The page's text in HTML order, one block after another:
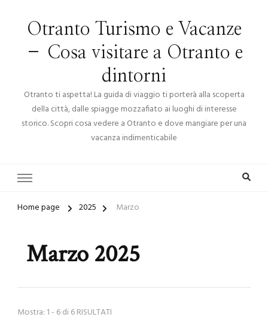
Otranto Turismo e Vacanze
– Cosa visitare a Otranto e
dintorni
Otranto ti aspetta! La guida di viaggio ti porterà alla scoperta
della città, dalle spiagge mozzafiato ai luoghi di interesse
storico. Scopri cosa vedere a Otranto e dove mangiare per una
vacanza indimenticabile
Home page 2025 Marzo
Marzo 2025
Mostra: 1 - 6 di 6 RISULTATI